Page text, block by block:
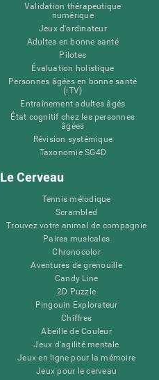
Validation thérapeutique
numérique
Jeux d'ordinateur
Adultes en bonne santé
Pilotes
Évaluation holistique
Personnes âgées en bonne santé
(iTV)
Entraînement adultes âgés
État cognitif chez les personnes
âgées
Révision systémique
Taxonomie SG4D
Cerveau
Tennis mélodique
Scrambled
Trouvez votre animal de compagnie
Paires musicales
Chronocolor
Aventures de grenouille
Candy Line
2D Puzzle
Pingouin Explorateur
Chiffres
Abeille de Couleur
Jeux d'agilité mentale
Jeux en ligne pour la mémoire
Jeux pour le cerveau